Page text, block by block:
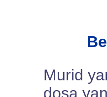
Murid
dosa